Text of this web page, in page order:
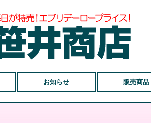
お知らせ 販売商品